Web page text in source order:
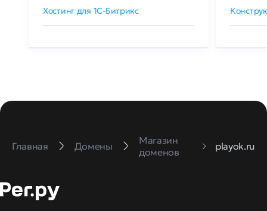
Хостинг для 1C-Битрикс
Главная Домены
Магазин
доменов
playok.ru